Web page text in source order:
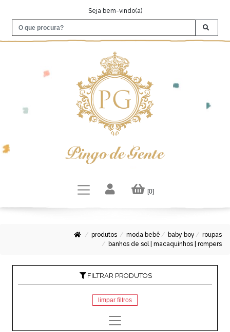
Seja bem-vindo(a)
[0]
produtos moda bebê baby boy
roupas
banhos de sol | macaquinhos | rompers
FILTRAR PRODUTOS
limpar filtros